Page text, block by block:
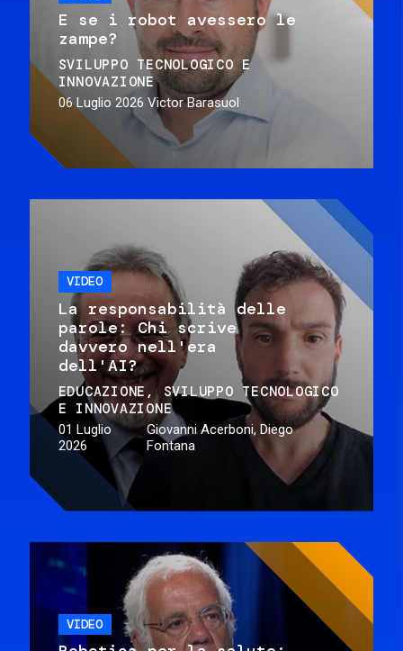
E se i robot avessero le
zampe?
SVILUPPO TECNOLOGICO E
INNOVAZIONE
06 Luglio 2026 Victor Barasuol
VIDEO
La responsabilità delle
parole: Chi scrive
davvero nell'era
dell'AI?
EDUCAZIONE
SVILUPPO TECNOLOGICO
E INNOVAZIONE
01 Luglio
2026
Giovanni Acerboni, Diego
Fontana
VIDEO